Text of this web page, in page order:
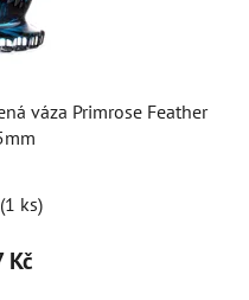
váza Primrose Feather
(1 ks)
Kč